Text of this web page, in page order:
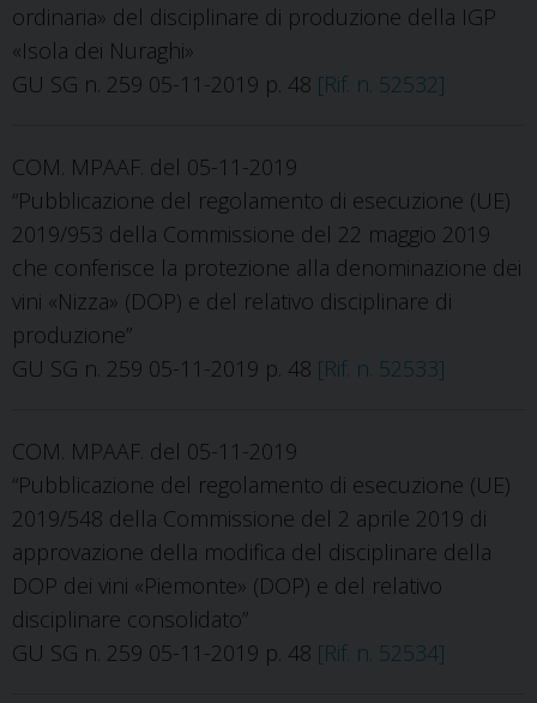
ordinaria» del disciplinare di produzione della IGP
«Isola dei Nuraghi»
GU SG n. 259 05-11-2019 p. 48 [Rif. n. 52532]
COM. MPAAF. del 05-11-2019
“Pubblicazione del regolamento di esecuzione (UE)
2019/953 della Commissione del 22 maggio 2019
che conferisce la protezione alla denominazione dei
vini «Nizza» (DOP) e del relativo disciplinare di
produzione”
GU SG n. 259 05-11-2019 p. 48 [Rif. n. 52533]
COM. MPAAF. del 05-11-2019
“Pubblicazione del regolamento di esecuzione (UE)
2019/548 della Commissione del 2 aprile 2019 di
approvazione della modifica del disciplinare della
DOP dei vini «Piemonte» (DOP) e del relativo
disciplinare consolidato”
GU SG n. 259 05-11-2019 p. 48 [Rif. n. 52534]